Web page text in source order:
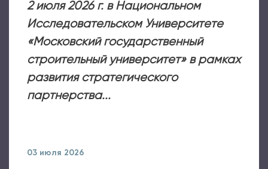
2 июля 2026 г. в Национальном
Исследовательском Университете
«Московский государственный
строительный университет» в рамках
развития стратегического
партнерства...
03 июля 2026